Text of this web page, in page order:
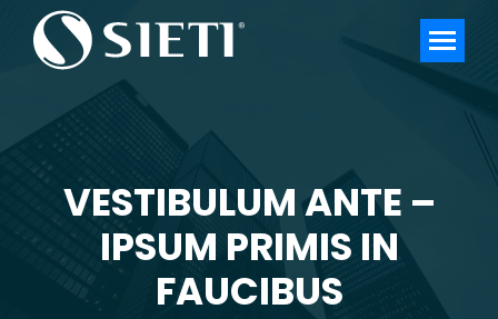
VESTIBULUM ANTE –
IPSUM PRIMIS IN
FAUCIBUS
You are here: